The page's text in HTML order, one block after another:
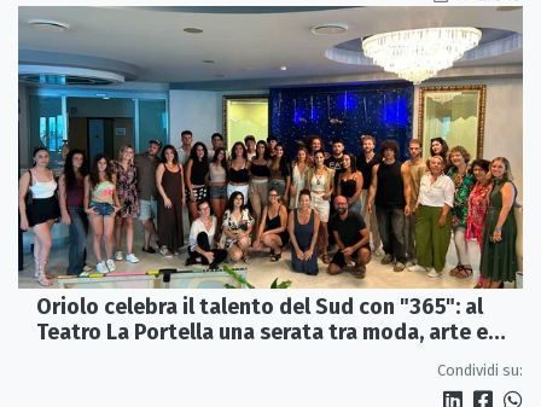
Oriolo celebra il talento del Sud con "365": al
Teatro La Portella una serata tra moda, arte e
Condividi su: